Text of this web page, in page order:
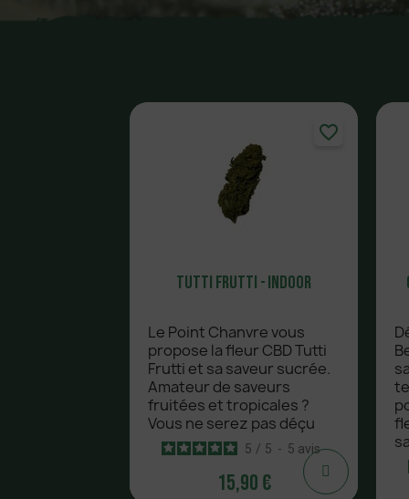
Tutti Frutti - Indoor
Le Point Chanvre vous
propose la fleur CBD Tutti
Frutti et sa saveur sucrée.
Amateur de saveurs
fruitées et tropicales ?
Vous ne serez pas déçu
5 / 5 - 5 avis
15,90 €
favorite_border